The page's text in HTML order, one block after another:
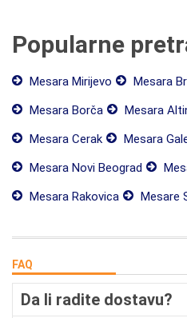
Popularne
Mesara Mirijevo
Mesara
Mesara Borča
Mesara
Mesara Cerak
Mesara
Mesara Novi Beograd
Mesara Rakovica
Mesare
FAQ
Da li radite dostavu?